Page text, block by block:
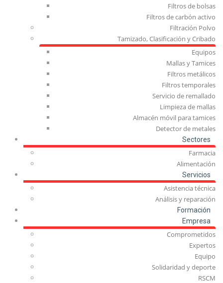
Filtros de bolsas
Filtros de carbón activo
Filtración Polvo
Tamizado, Clasificación y Cribado
Equipos
Mallas y Tamices
Filtros metálicos
Filtros temporales
Servicio de remallado
Limpieza de mallas
Almacén móvil para tamices
Detector de metales
Sectores
Farmacia
Alimentación
Servicios
Asistencia técnica
Análisis y reparación
Formación
Empresa
Comprometidos
Expertos
Equipo
Solidaridad y deporte
RSCM